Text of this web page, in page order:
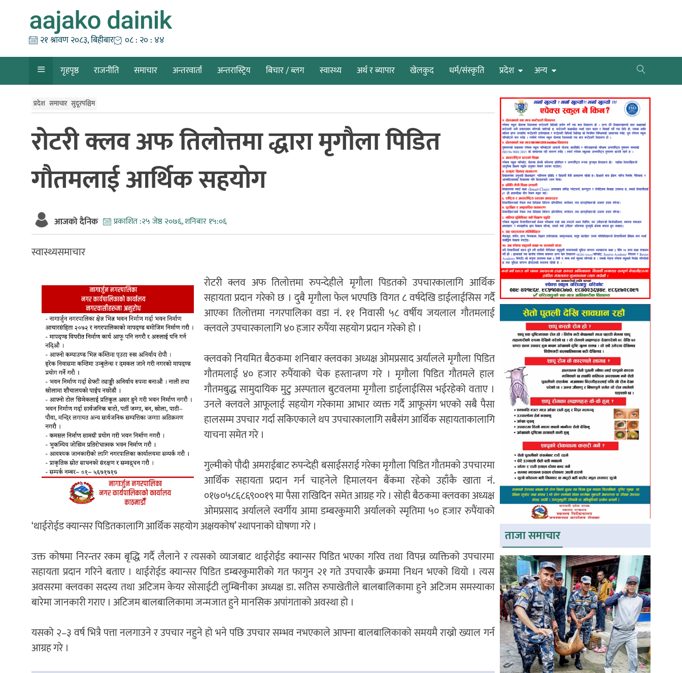
२१ श्रावण २०८३, बिहीबार ०८ : २० : ४५
गृहपृष्ठ राजनीति समाचार अन्तरवार्ता अन्तरास्ट्रिय बिचार / ब्लग स्वास्थ्य अर्थ र ब्यापार खेलकुद धर्म/संस्कृति प्रदेश अन्य
प्रदेश समाचार सुदूरपश्चिम
रोटरी क्लव अफ तिलोत्तमा द्धारा मृगौला पिडित
गौतमलाई आर्थिक सहयोग
आजको दैनिक प्रकाशित :२५ जेष्ठ २०७६, शनिबार १५:०६
स्वास्थ्यसमाचार
रोटरी क्लव अफ तिलोत्तमा रुपन्देहीले मृगौला पिडतको उपचारकालागि आर्थिक
सहायता प्रदान गरेको छ । दुबै मृगौला फेल भएपछि विगत ८ वर्षदेखि डाईलाईसिस गर्दै
आएका तिलोत्तमा नगरपालिका वडा नं. ११ निवासी ५८ वर्षीय जयलाल गौतमलाई
क्लवले उपचारकालागि ४० हजार रुपैंया सहयोग प्रदान गरेको हो ।
क्लवको नियमित बैठकमा शनिबार क्लवका अध्यक्ष ओमप्रसाद अर्यालले मृगौला पिडित
गौतमलाई ४० हजार रुपैंयाको चेक हस्तान्त्रण गरे । मृगौला पिडित गौतमले हाल
गौतमबुद्ध सामुदायिक मुटु अस्पताल बुटवलमा मृगौला डाईलाईसिस भईरहेको वताए ।
उनले क्लवले आफूलाई सहयोग गरेकामा आभार व्यक्त गर्दै आफूसंग भएको सबै पैसा
हालसम्म उपचार गर्दा सकिएकाले थप उपचारकालागि सबैसंग आर्थिक सहायताकालागि
याचना समेत गरे ।
गुल्मीको पौदी अमराईबाट रुपन्देही बसाईसराई गरेका मृगौला पिडित गौतमको उपचारमा
आर्थिक सहायता प्रदान गर्न चाहनेले हिमालयन बैंकमा रहेको उहाँकै खाता नं.
०१७०५८६८६९००१९ मा पैसा राखिदिन समेत आग्रह गरे । सोही बैठकमा क्लवका अध्यक्ष
ओमप्रसाद अर्यालले स्वर्गीय आमा डम्बरकुमारी अर्यालको स्मृतिमा ५० हजार रुपैंयाको
‘थाईरोईड क्यान्सर पिडितकालागि आर्थिक सहयोग अक्षयकोष’ स्थापनाको घोषणा गरे ।
उक्त कोषमा निरन्तर रकम बृद्धि गर्दै लैलाने र त्यसको व्याजबाट थाईरोईड क्यान्सर पिडित भएका गरिव तथा विपन्न व्यक्तिको उपचारमा
सहायता प्रदान गरिने बताए । थाईरोईड क्यान्सर पिडित डम्बरकुमारीको गत फागुन २१ गते उपचारकै क्रममा निधन भएको थियो । त्यस
अवसरमा क्लवका सदस्य तथा अटिजम केयर सोसाईटी लुम्बिनीका अध्यक्ष डा. सतिस रुपाखेतीले बालबालिकामा हुने अटिजम समस्याका
बारेमा जानकारी गराए । अटिजम बालबालिकामा जन्मजात हुने मानसिक अपांगताको अवस्था हो ।
यसको २–३ वर्ष भित्रै पत्ता नलगाउने र उपचार नहुने हो भने पछि उपचार सम्भव नभएकाले आफ्ना बालबालिकाको समयमै राख्रो ख्याल गर्न
आग्रह गरे ।
ताजा समाचार